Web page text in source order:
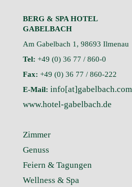
BERG & SPA HOTEL
GABELBACH
Am Gabelbach 1, 98693 Ilmenau
Tel: +49 (0) 36 77 / 860-0
Fax: +49 (0) 36 77 / 860-222
E-Mail: info[at]gabelbach.com
www.hotel-gabelbach.de
Zimmer
Genuss
Feiern & Tagungen
Wellness & Spa